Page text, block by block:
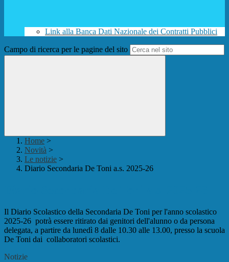
Link alla Banca Dati Nazionale dei Contratti Pubblici
Campo di ricerca per le pagine del sito
Home >
Novità >
Le notizie >
Diario Secondaria De Toni a.s. 2025-26
Il Diario Scolastico della Secondaria De Toni per l'anno scolastico
2025-26 potrà essere ritirato dai genitori dell'alunno o da persona
delegata, a partire da lunedì 8 dalle 10.30 alle 13.00, presso la scuola
De Toni dai collaboratori scolastici.
Notizie